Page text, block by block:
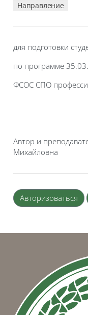
Направление
для подготовки
по программе
ФСОС СПО
Автор и
Михайловна
Авторизоваться